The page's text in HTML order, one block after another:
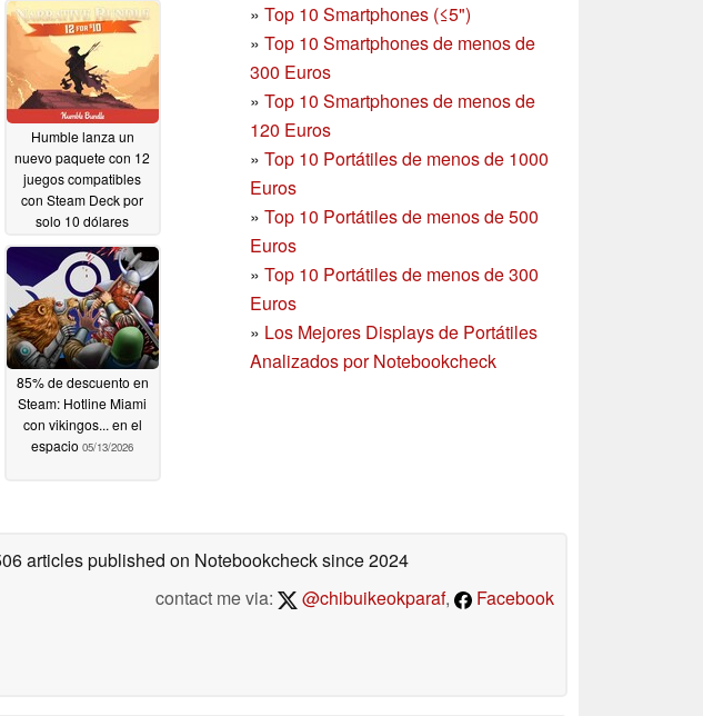
» Top 10 Smartphones (≤5")
» Top 10 Smartphones de menos de
300 Euros
» Top 10 Smartphonesde menos de
120 Euros
» Top 10 Portátiles de menos de 1000
Euros
» Top 10 Portátiles de menos de 500
Euros
» Top 10 Portátiles de menos de 300
Euros
» Los Mejores Displays de Portátiles
Analizados por Notebookcheck
Humble lanza un
nuevo paquete con 12
juegos compatibles
con Steam Deck por
solo 10 dólares
07/12/2026
85% de descuento en
Steam: Hotline Miami
con vikingos... en el
espacio 05/13/2026
articles published on Notebookchecksince 2024
contact me via:
@chibuikeokparaf, Facebook